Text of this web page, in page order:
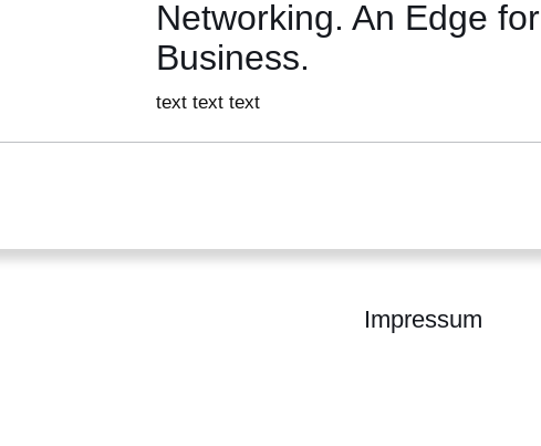
Networking. An Edge for
Business.
text text text
Impressum